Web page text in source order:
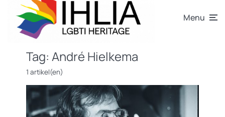
Menu
Tag: André Hielkema
1 artikel(en)